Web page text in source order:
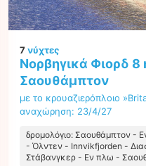
7νύχτες
Νορβηγικά Φιορδ
Σαουθάμπτον
με το κρουαζιερόπλοιο
αναχώρηση: 23/4/27
δρομολόγιο: Σαουθάμπτον -
- Όλντεν - Innvikfjorden -
Στάβανγκερ - Εν πλω -